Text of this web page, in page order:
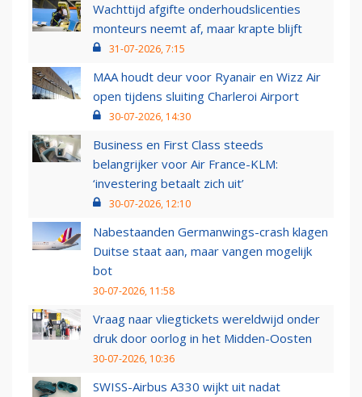
Wachttijd afgifte onderhoudslicenties
monteurs neemt af, maar krapte blijft
31-07-2026, 7:15
MAA houdt deur voor Ryanair en Wizz Air
open tijdens sluiting Charleroi Airport
30-07-2026, 14:30
Business en First Class steeds
belangrijker voor Air France-KLM:
‘investering betaalt zich uit’
30-07-2026, 12:10
Nabestaanden Germanwings-crash klagen
Duitse staat aan, maar vangen mogelijk
bot
30-07-2026, 11:58
Vraag naar vliegtickets wereldwijd onder
druk door oorlog in het Midden-Oosten
30-07-2026, 10:36
SWISS-Airbus A330 wijkt uit nadat